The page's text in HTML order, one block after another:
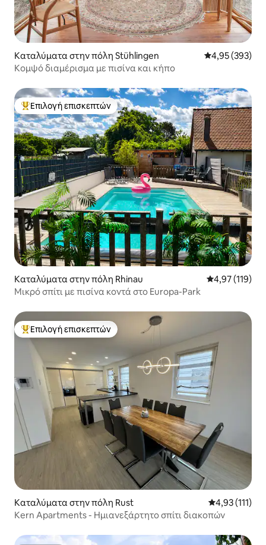
Καταλύματα στην πόλη Stühlingen Μέση
4,95 (393)
Κομψό διαμέρισμα με πισίνα και κήπο
Κορυφαία επιλογή επισκεπτών
Επιλογή επισκεπτών
Καταλύματα στην πόλη Rhinau Μέση
4,97 (119)
Μικρό σπίτι με πισίνα κοντά στο Europa-Park
Κορυφαία επιλογή επισκεπτών
Επιλογή επισκεπτών
Καταλύματα στην πόλη Rust Μέση
4,93 (111)
Kern Apartments - Ημιανεξάρτητο σπίτι διακοπών